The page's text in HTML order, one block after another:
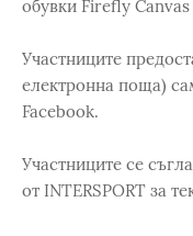
обувки Firefly
Участниците
електронна поща)
Facebook.
Участниците се
от INTERSPORT за